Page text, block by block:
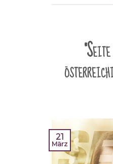
21
März